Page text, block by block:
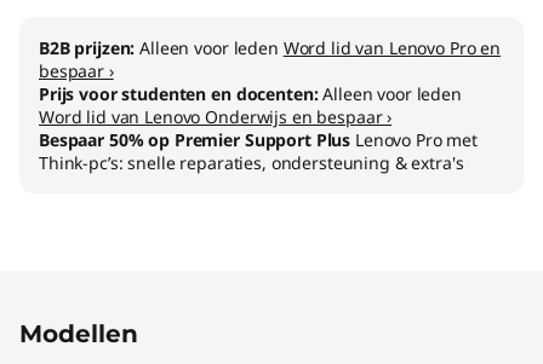
B2B prijzen:Alleen voor leden Word lid van Lenovo Pro en
bespaar ›
Prijs voor studenten en docenten:Alleen voor leden
Word lid van Lenovo Onderwijs en bespaar ›
Bespaar 50% op Premier Support Plus Lenovo Pro met
Think-pc’s: snelle reparaties, ondersteuning & extra's
Modellen